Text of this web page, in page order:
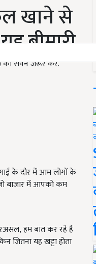
खाने से
बीमारी
का सेवन जरूर करें.
के दौर में आम लोगों के
बाजार में आपको कम
हम बात कर रहे हैं
जितना यह खट्टा होता